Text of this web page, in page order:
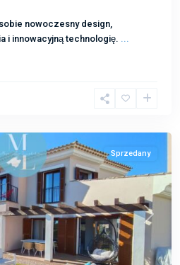
nowoczesny design,
i innowacyjną technologię. ...
Sprzedany